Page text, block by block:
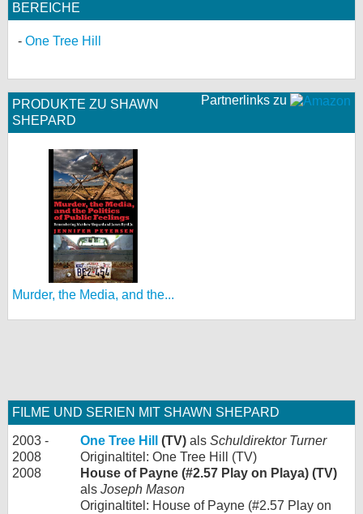
BEREICHE
One Tree Hill
Partnerlinks zu
PRODUKTE ZU SHAWN
SHEPARD
Murder, the Media, and the...
FILME UND SERIEN MIT SHAWN SHEPARD
2003 -
2008
One Tree Hill (TV) als Schuldirektor Turner
Originaltitel: One Tree Hill (TV)
2008
House of Payne (#2.57 Play on Playa) (TV)
als Joseph Mason
Originaltitel: House of Payne (#2.57 Play on
Desktop-Ansicht